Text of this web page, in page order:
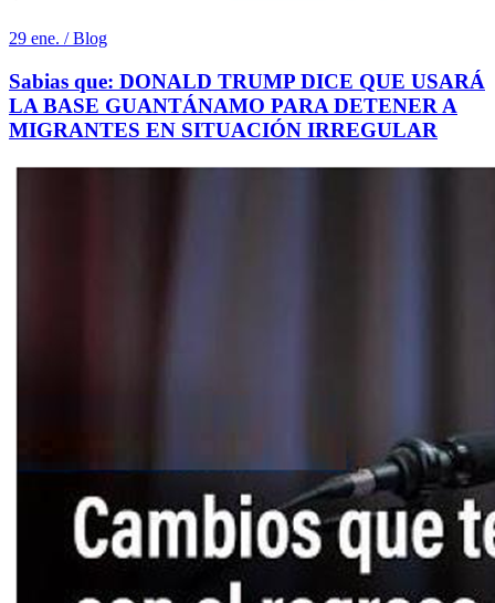
29 ene. / Blog
Sabias que: DONALD TRUMP DICE QUE USARÁ
LA BASE GUANTÁNAMO PARA DETENER A
MIGRANTES EN SITUACIÓN IRREGULAR